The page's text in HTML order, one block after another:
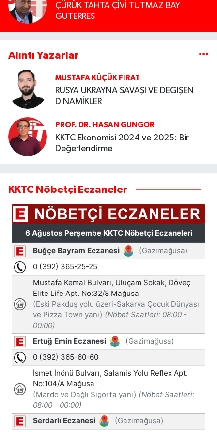
ÇÜRÜK TAHTA ÇİVİ TUTMAZ BAY
GUTERRES
Alıntı Yazarlar
MUSTAFA KÜÇÜK FIRAT
RUSYA UKRAYNA SAVAŞI VE DEĞİŞEN
DİNAMİKLER
PROF. DR. HASAN GÜNGÖR
KKTC Ekonomisi 2024 ve 2025: Bir
Değerlendirme
KKTC Nöbetçi Eczaneler